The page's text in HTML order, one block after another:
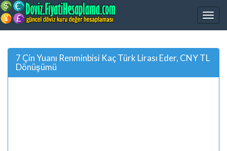
7 Çin Yuanı Renminbisi Kaç Türk Lirası Eder, CNY TL
Dönüşümü